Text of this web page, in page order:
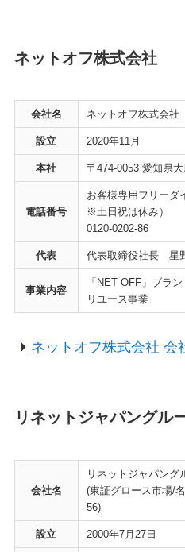
ネットオフ株式会社
会社名 ネットオフ株式会社
設立 2020年11月
本社 〒474-0053 愛知県
電話番号
お客様専用フリーダ
※土日祝は休み）
0120-0202-86
代表 代表取締役社長 星
事業内容
「NET OFF」ブラ
リユース事業
ネットオフ株式会社 会
リネットジャパングル
会社名
リネットジャパング
(東証グロース市場/
56)
設立 2000年7月27日